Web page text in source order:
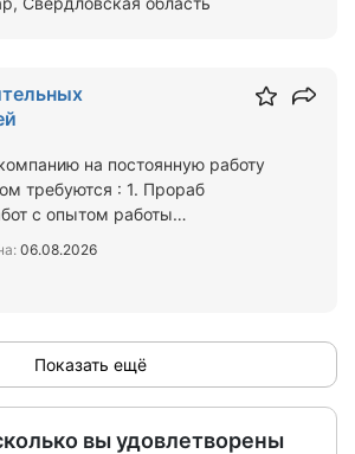
на постоянную работу
требуются : 1. Прораб
с опытом работы
06.08.2026
Показать ещё
вы удовлетворены